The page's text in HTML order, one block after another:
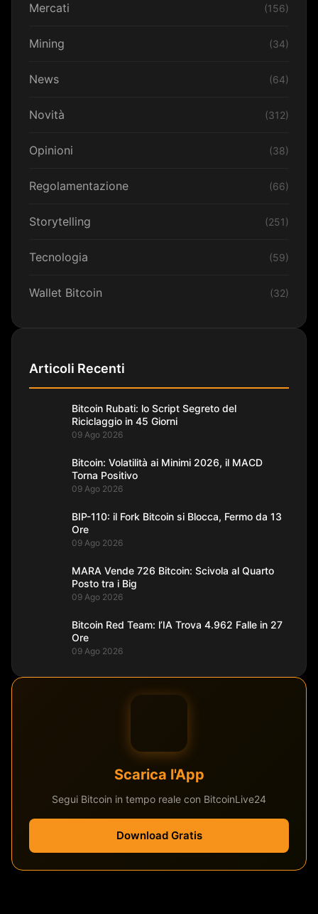
Mercati (156)
Mining (34)
News (64)
Novità (312)
Opinioni (38)
Regolamentazione (66)
Storytelling (251)
Tecnologia (59)
Wallet Bitcoin (32)
Articoli Recenti
Bitcoin Rubati: lo Script Segreto del
Riciclaggio in 45 Giorni
09 Ago 2026
Bitcoin: Volatilità ai Minimi 2026, il MACD
Torna Positivo
09 Ago 2026
BIP-110: il Fork Bitcoin si Blocca, Fermo da 13
Ore
09 Ago 2026
MARA Vende 726 Bitcoin: Scivola al Quarto
Posto tra i Big
09 Ago 2026
Bitcoin Red Team: l’IA Trova 4.962 Falle in 27
Ore
09 Ago 2026
Scarica l'App
Segui Bitcoin in tempo reale con BitcoinLive24
Download Gratis